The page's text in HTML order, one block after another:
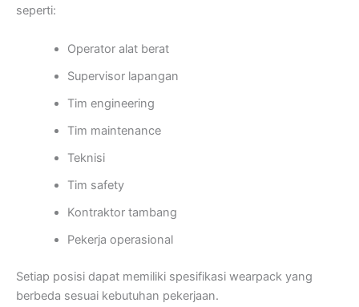
seperti:
Operator alat berat
Supervisor lapangan
Tim engineering
Tim maintenance
Teknisi
Tim safety
Kontraktor tambang
Pekerja operasional
Setiap posisi dapat memiliki spesifikasi wearpack yang
berbeda sesuai kebutuhan pekerjaan.